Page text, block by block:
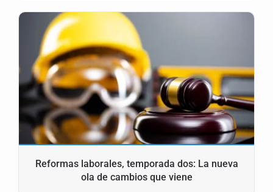
Reformas laborales, temporada dos: La nueva
ola de cambios que viene